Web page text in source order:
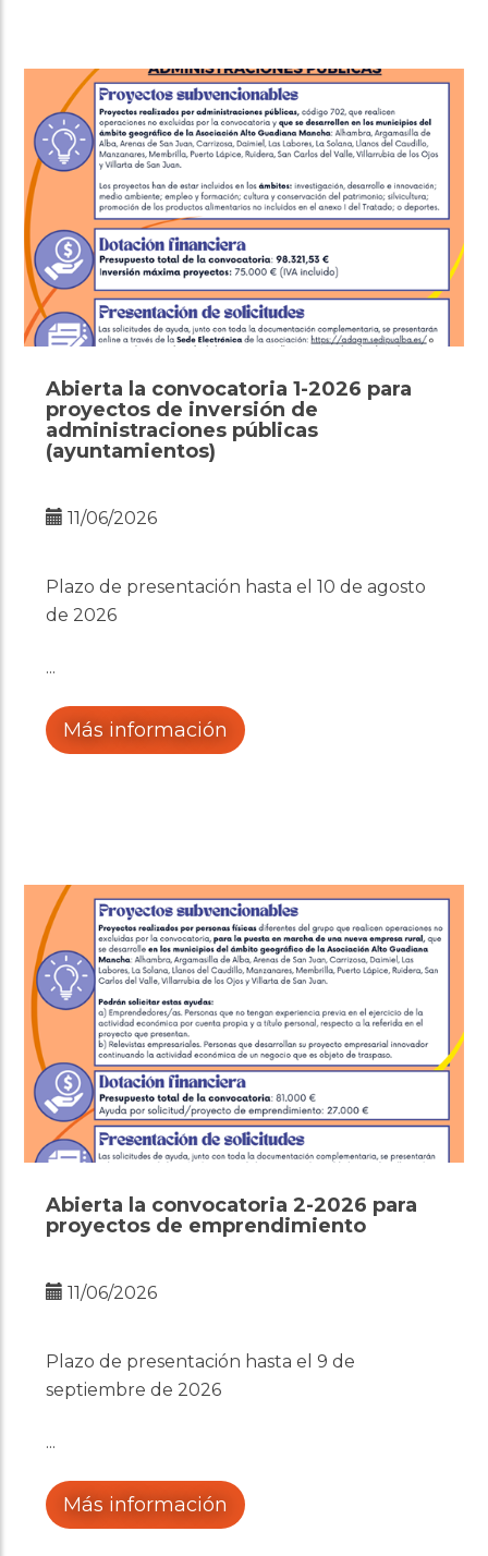
Abierta la convocatoria 1-2026 para
proyectos de inversión de
administraciones públicas
(ayuntamientos)
11/06/2026
Plazo de presentación hasta el 10 de agosto
de 2026
Más información
Abierta la convocatoria 2-2026 para
proyectos de emprendimiento
11/06/2026
Plazo de presentación hasta el 9 de
septiembre de 2026
Más información